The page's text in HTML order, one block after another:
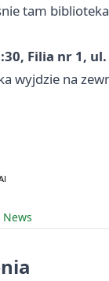
tam
Filia nr 1,
wyjdzie na
News